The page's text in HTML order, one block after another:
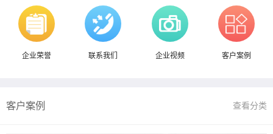
企业荣誉 联系我们 企业视频 客户案例
客户案例 查看分类